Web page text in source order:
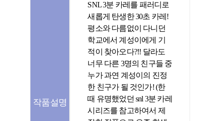
작품설명
SNL 3분 카레를 패러디로
새롭게 탄생한 30초 카레!
평소와 다름없이 다니던
학교에서 계성이에게 기
적이 찾아오다?!! 달라도
너무 다른 3명의 친구들 중
누가 과연 계성이의 진정
한 친구가 될 것인가! (한
때 유명했었던 snl 3분 카레
시리즈를 참고하여서 제